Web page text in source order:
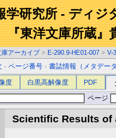
学研究所 - ディジ
『東洋文庫所蔵』
庫アーカイブ > E-290.9-HE01-007 > V-3
-ページ番号 -書誌情報（メタデー
度 白黒高解像度 PDF
ページ
Scientific Results of